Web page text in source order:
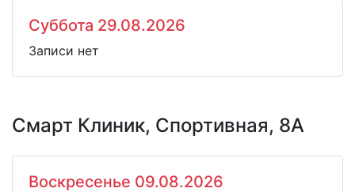
Суббота 29.08.2026
Записи нет
Смарт Клиник, Спортивная, 8А
Воскресенье 09.08.2026